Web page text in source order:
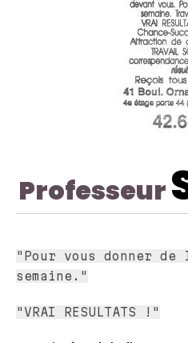
Professeur
"Pour vous donner
semaine."
"VRAI RESULTATS !"